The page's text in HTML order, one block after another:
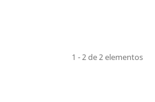
1 - 2 de 2 elementos